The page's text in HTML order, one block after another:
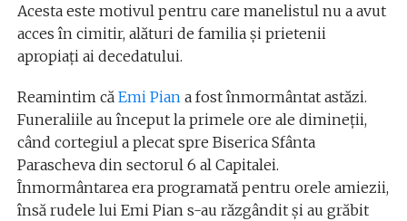
Acesta este motivul pentru care manelistul nu a avut
acces în cimitir, alături de familia și prietenii
apropiați ai decedatului.
Reamintim că Emi Piana fost înmormântat astăzi.
Funeraliile au început la primele ore ale dimineții,
când cortegiul a plecat spre Biserica Sfânta
Parascheva din sectorul 6 al Capitalei.
Înmormântarea era programată pentru orele amiezii,
însă rudele lui Emi Pian s-au răzgândit și au grăbit